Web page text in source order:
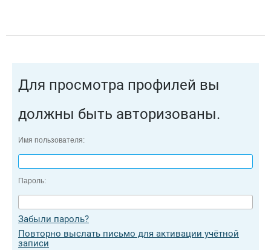
Для просмотра профилей вы
должны быть авторизованы.
Имя пользователя:
Пароль:
Забыли пароль?
Повторно выслать письмо для активации учётной
записи